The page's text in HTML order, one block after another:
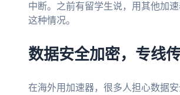
中断。之前有留学生说，用其他加
这种情况。
数据安全加密，专线
在海外用加速器，很多人担心数据安